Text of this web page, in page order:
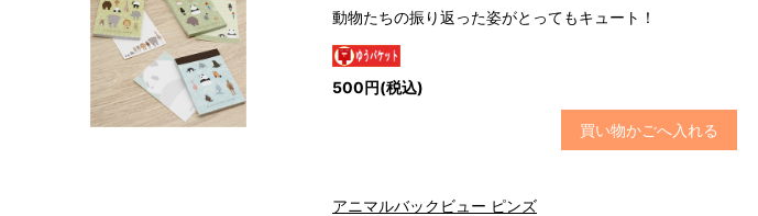
動物たちの振り返った姿がとってもキュート！
500円(税込)
買い物かごへ入れる
アニマルバックビュー ピンズ